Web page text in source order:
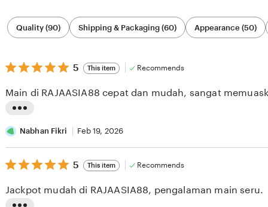
Filter
by
category
Quality (90) Shipping & Packaging (60) Appearance (50)
5
out
5
stars
5 This item Recommends
i
s
t
n
Main di RAJAASIA88 cepat dan mudah, sangat
Nabhan Fikri Feb 19, 2026
5
out
5
stars
5 This item Recommends
Jackpot mudah di RAJAASIA88, pengalaman main seru.